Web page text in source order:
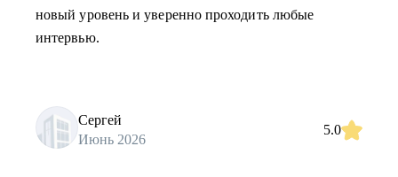
новый уровень и уверенно проходить любые
интервью.
Сергей
Июнь 2026
5.0